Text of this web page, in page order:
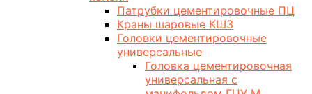
Патрубки цементировочные ПЦ
Краны шаровые КШЗ
Головки цементировочные
универсальные
Головка цементировочная
универсальная с